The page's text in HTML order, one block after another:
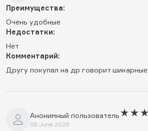
Преимущества:
Очень удобные
Недостатки:
Нет
Комментарий:
Другу покупал на др говорит шикарные
Анонимный пользователь
05 June 2026